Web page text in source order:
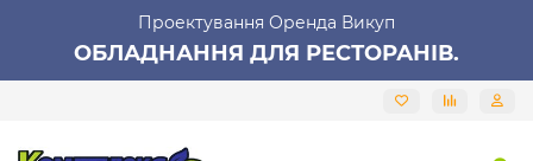
Проектування Оренда Викуп
ОБЛАДНАННЯ ДЛЯ РЕСТОРАНІВ.